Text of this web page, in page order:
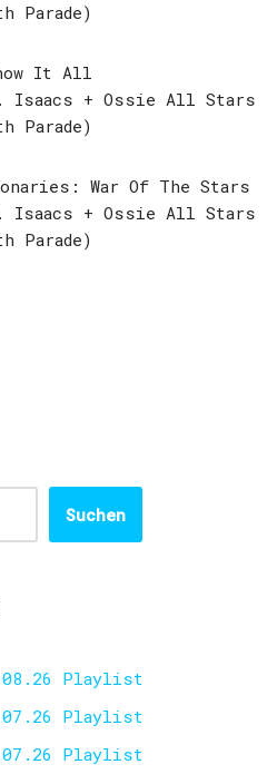
Parade)
It All
Isaacs + Ossie All Stars
Parade)
War Of The Stars
Isaacs + Ossie All Stars
Parade)
Suchen
Playlist
Playlist
Playlist